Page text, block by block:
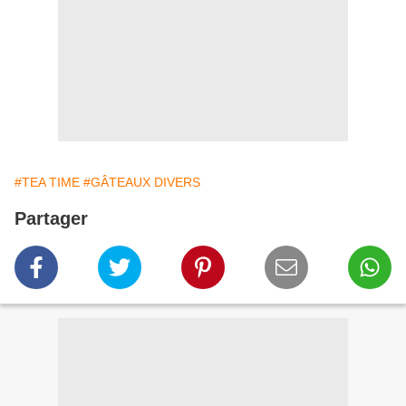
#TEA TIME #GÂTEAUX DIVERS
Partager